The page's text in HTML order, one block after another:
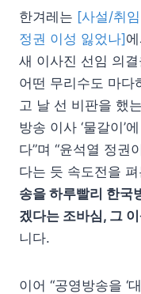
한겨레는 [사설/취
정권 이성 잃었나]
새 이사진 선임 의
어떤 무리수도 마다
고 날 선 비판을 했
방송 이사 ‘물갈이’
다”며 “윤석열 정권
다는 듯 속도전을
송을 하루빨리 한국
겠다는 조바심, 그
니다.
이어 “공영방송을 ‘